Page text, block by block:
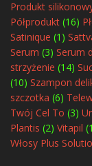
Produkt
Półprodukt (16)
Satinique (1)
Serum (3) Serum
strzyżenie (14)
(10) Szampon
szczotka (6)
Twój Cel To (3)
Plantis (2) Vitapil
Włosy Plus